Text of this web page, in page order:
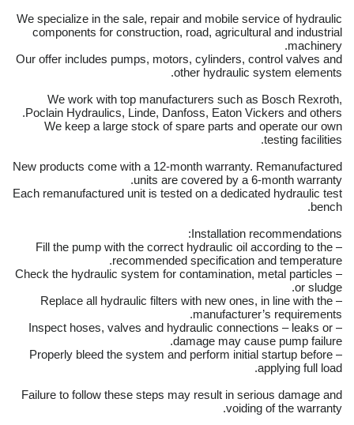
We specialize in the sale, repair and mobile service of hydraulic
components for construction, road, agricultural and industrial
machinery.
Our offer includes pumps, motors, cylinders, control valves and
other hydraulic system elements.
We work with top manufacturers such as Bosch Rexroth,
Poclain Hydraulics, Linde, Danfoss, Eaton Vickers and others.
We keep a large stock of spare parts and operate our own
testing facilities.
New products come with a 12-month warranty. Remanufactured
units are covered by a 6-month warranty.
Each remanufactured unit is tested on a dedicated hydraulic test
bench.
Installation recommendations:
– Fill the pump with the correct hydraulic oil according to the
recommended specification and temperature.
– Check the hydraulic system for contamination, metal particles
or sludge.
– Replace all hydraulic filters with new ones, in line with the
manufacturer’s requirements.
– Inspect hoses, valves and hydraulic connections – leaks or
damage may cause pump failure.
– Properly bleed the system and perform initial startup before
applying full load.
Failure to follow these steps may result in serious damage and
voiding of the warranty.